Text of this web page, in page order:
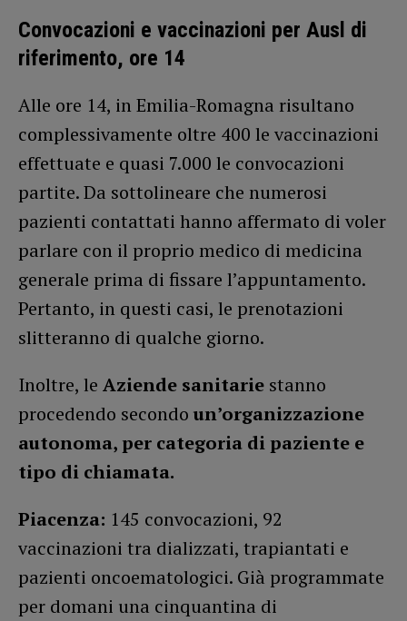
Convocazioni e vaccinazioni per Ausl di
riferimento, ore 14
Alle ore 14, in Emilia-Romagna risultano
complessivamente oltre 400 le vaccinazioni
effettuate e quasi 7.000 le convocazioni
partite. Da sottolineare che numerosi
pazienti contattati hanno affermato di voler
parlare con il proprio medico di medicina
generale prima di fissare l’appuntamento.
Pertanto, in questi casi, le prenotazioni
slitteranno di qualche giorno.
Inoltre, le Aziende sanitarie stanno
procedendo secondo un’organizzazione
autonoma, per categoria di paziente e
tipo di chiamata.
Piacenza: 145 convocazioni, 92
vaccinazioni tra dializzati, trapiantati e
pazienti oncoematologici. Già programmate
per domani una cinquantina di